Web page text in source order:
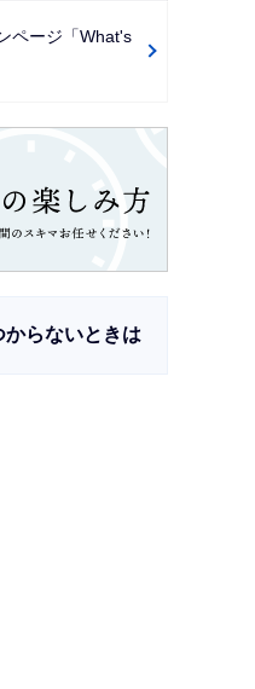
ページ「What's
からないときは